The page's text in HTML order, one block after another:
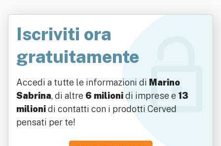
Iscriviti ora
gratuitamente
Accedi a tutte le informazioni di Marino
Sabrina, di altre 6 milionidi imprese e 13
milionidi contatti con i prodotti Cerved
pensati per te!